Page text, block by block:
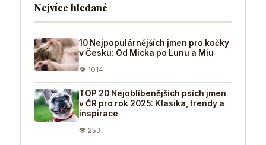
Nejvíce hledané
10 Nejpopulárnějších jmen pro kočky
v Česku: Od Micka po Lunu a Miu
👁 1014
TOP 20 Nejoblíbenějších psích jmen
v ČR pro rok 2025: Klasika, trendy a
inspirace
👁 253